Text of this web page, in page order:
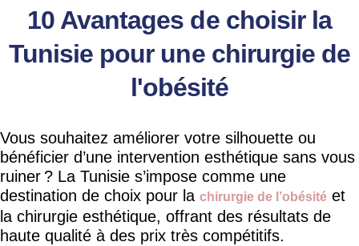
10 Avantages de choisir la
Tunisie pour une chirurgie de
l'obésité
Vous souhaitez améliorer votre silhouette ou
bénéficier d’une intervention esthétique sans vous
ruiner ? La Tunisie s’impose comme une
destination de choix pour la chirurgie de l’obésité et
la chirurgie esthétique, offrant des résultats de
haute qualité à des prix très compétitifs.